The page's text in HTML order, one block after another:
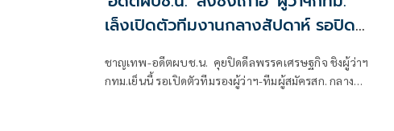
เล็งเปิดตัวทีมงานกลางสัปดาห์ รอปิดดี
ชาญเทพ-อดีตผบช.น. คุยปิดดีลพรรคเศรษฐกิจ ชิงผู้ว่าฯ
กทม.เย็นนี้ รอเปิดตัวทีมรองผู้ว่าฯ-ทีมผู้สมัครสก. กลาง